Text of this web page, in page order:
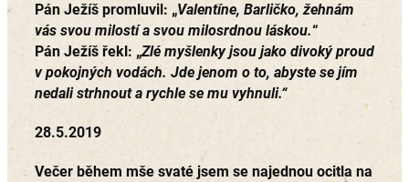
Pán Ježíš promluvil: „Valentíne, Barličko, žehnám
vás svou milostí a svou milosrdnou láskou.“
Pán Ježíš řekl: „Zlé myšlenky jsou jako divoký proud
v pokojných vodách. Jde jenom o to, abyste se jím
nedali strhnout a rychle se mu vyhnuli.“
28.5.2019
Večer během mše svaté jsem se najednou ocitla na